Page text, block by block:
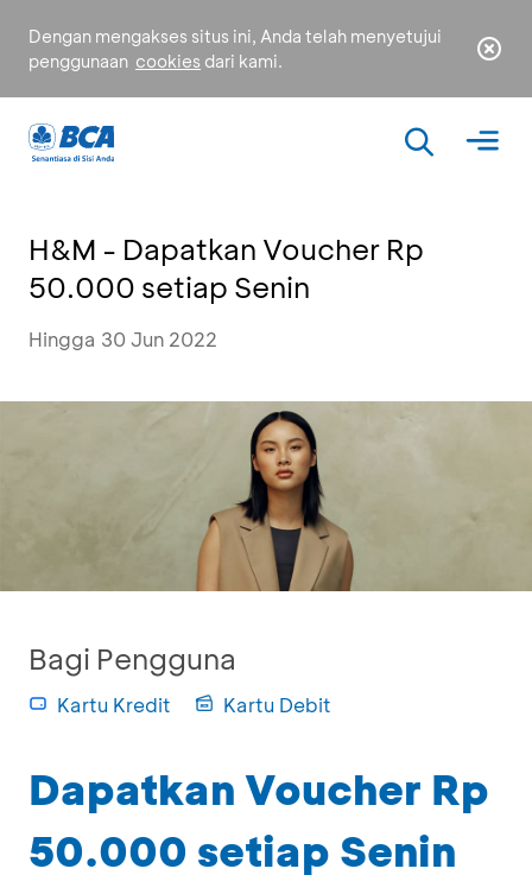
Dengan mengakses situs ini, Anda telah menyetujui
penggunaan cookies dari kami.
H&M - Dapatkan Voucher Rp
50.000 setiap Senin
Hingga 30 Jun 2022
Bagi Pengguna
Kartu Kredit Kartu Debit
Dapatkan Voucher Rp
50.000 setiap Senin